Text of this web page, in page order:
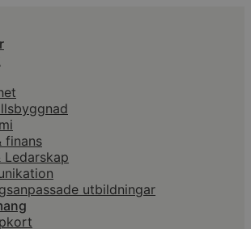
finans
Ledarskap
utbildningar